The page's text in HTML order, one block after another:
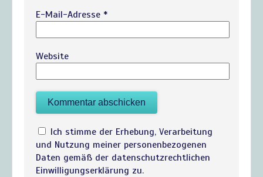
E-Mail-Adresse *
Website
Ich stimme der Erhebung, Verarbeitung
und Nutzung meiner personenbezogenen
Daten gemäß der datenschutzrechtlichen
Einwilligungserklärung zu.